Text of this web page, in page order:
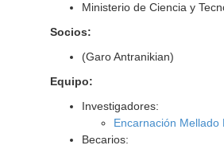
Ministerio de Ciencia y
Socios:
(Garo Antranikian)
Equipo:
Investigadores:
Encarnación Mellado
Becarios: